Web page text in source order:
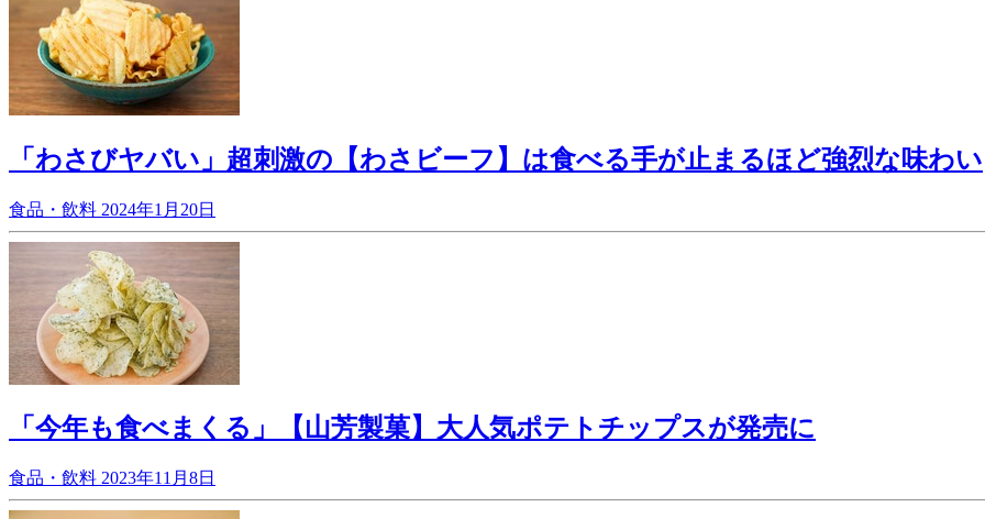
「わさびヤバい」超刺激の【わさビーフ】は食べる手が止まるほど強烈な味わい
食品・飲料 2024年1月20日
「今年も食べまくる」【山芳製菓】大人気ポテトチップスが発売に
食品・飲料 2023年11月8日